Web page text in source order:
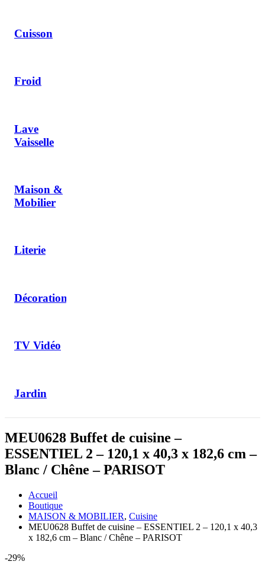
Cuisson
Froid
Lave
Vaisselle
Maison &
Mobilier
Literie
Décoration
TV Vidéo
Jardin
MEU0628 Buffet de cuisine –
ESSENTIEL 2 – 120,1 x 40,3 x 182,6 cm –
Blanc / Chêne – PARISOT
Accueil
Boutique
MAISON & MOBILIER, Cuisine
MEU0628 Buffet de cuisine – ESSENTIEL 2 – 120,1 x 40,3
x 182,6 cm – Blanc / Chêne – PARISOT
-29%